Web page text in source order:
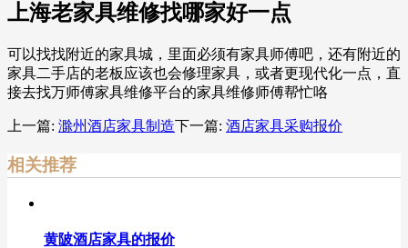
上海老家具维修找哪家好一点
可以找找附近的家具城，里面必须有家具师傅吧，还有附近的
家具二手店的老板应该也会修理家具，或者更现代化一点，直
接去找万师傅家具维修平台的家具维修师傅帮忙咯
上一篇: 滁州酒店家具制造下一篇: 酒店家具采购报价
相关推荐
黄陂酒店家具的报价